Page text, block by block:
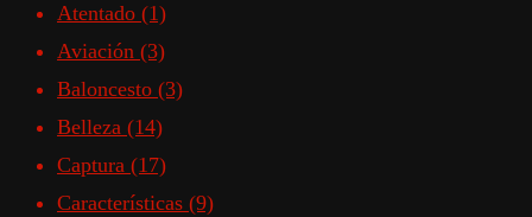
Atentado (1)
Aviación (3)
Baloncesto (3)
Belleza (14)
Captura (17)
Características (9)